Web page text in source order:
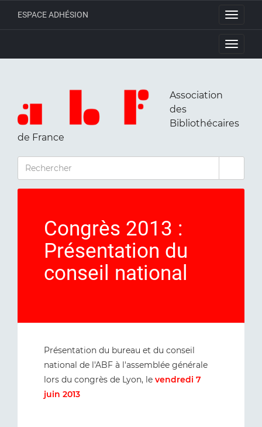
Toggle
ESPACE ADHÉSION
Toggle
Association
des
Bibliothécaires
de France
RECHERCHER
Congrès 2013 :
Présentation du
conseil national
Présentation du bureau et du conseil
national de l'ABF à l'assemblée générale
lors du congrès de Lyon, le vendredi 7
juin 2013